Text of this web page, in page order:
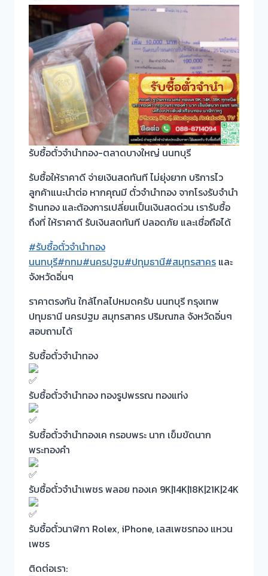
รับซื้อตั๋วจำนำทอง-ตลาดบางใหญ่ นนทบุรี
รับซื้อให้ราคาดี จ่ายเงินสดทันที ไม่ยุ่งยาก บริการไว
ลูกค้าแนะนำต่อ หากคุณมี ตั๋วจำนำทอง จากโรงรับจำนำ
ร้านทอง และต้องการเปลี่ยนเป็นเงินสดด่วน เรารับซื้อ
ถึงที่ ให้ราคาดี รับเงินสดทันที ปลอดภัย และเชื่อถือได้
#รับซื้อตั๋วจำนำทอง
นนทบุรี#กทม#นครปฐม#ปทุมธานี#สมุทรสาคร และ
จังหวัดอิ่นๆ
ราคาตรงกัน ใกล้ไกลไปหมดครับ นนทบุรี กรุงเทพ
ปทุมธานี นครปฐม สมุทรสาคร ปริมณฑล จังหวัดอิ่นๆ
สอบถามได้
รับซื้อตั๋วจำนำทอง
รับซื้อตั๋วจำนำทอง ทองรูปพรรณ ทองแท่ง
รับซื้อตั๋วจำนำทองเค กรอบพระ นาก เข็มขัดนาก
พระทองคำ
รับซื้อตั๋วจำนำเพชร พลอย ทองเค 9K|14K|18K|21K|24K
รับซื้อตั๋วนาฬิกา Rolex, iPhone, เลสเพชรทอง แหวน
เพชร
ติดต่อเรา: